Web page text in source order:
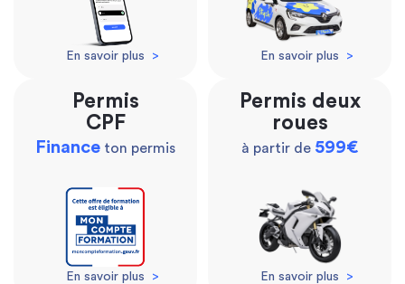
En savoir plus > En savoir plus >
Permis
CPF
Finance ton permis
En savoir plus >
Permis deux
roues
à partir de 599€
En savoir plus >